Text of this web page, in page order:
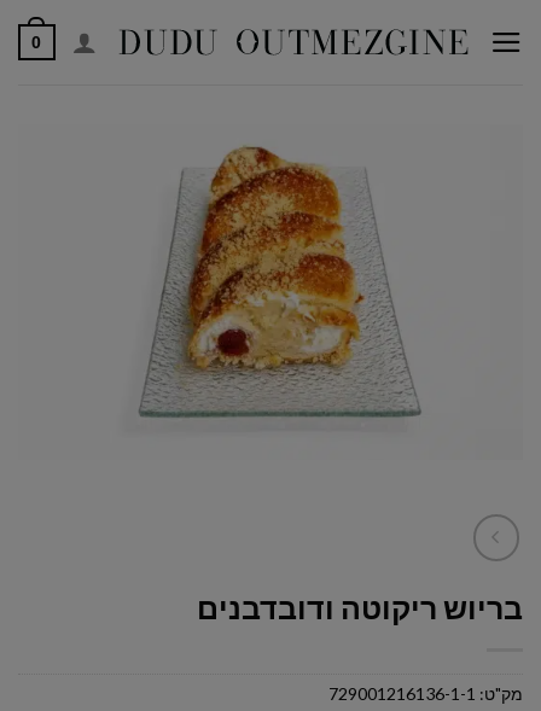
לתוכן
0
בריוש ריקוטה ודובדבנים
מק"ט: 729001216136-1-1